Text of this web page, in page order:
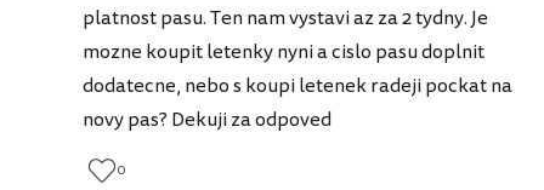
platnost pasu. Ten nam vystavi az za 2 tydny. Je
mozne koupit letenky nyni a cislo pasu doplnit
dodatecne, nebo s koupi letenek radeji pockat na
novy pas? Dekuji za odpoved
0